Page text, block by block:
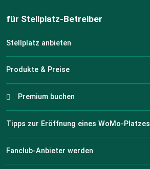
für Stellplatz-Betreiber
Stellplatz anbieten
Produkte & Preise
Premium buchen
Tipps zur Eröffnung eines WoMo-Platzes
Fanclub-Anbieter werden